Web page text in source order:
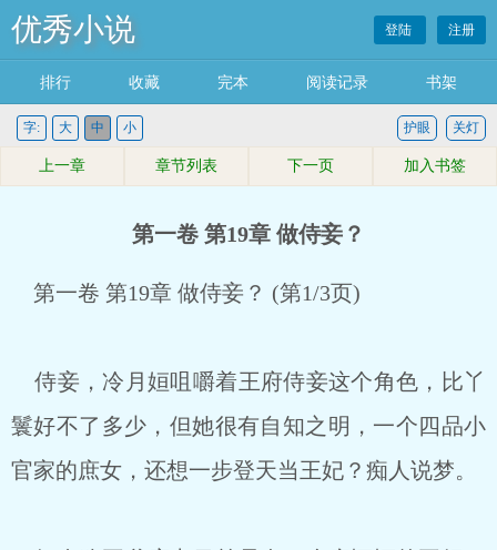
优秀小说 登陆 注册
排行 收藏 完本 阅读记录 书架
字: 大 中 小 关灯
护眼
上一章 章节列表 下一页 加入书签
第一卷 第19章 做侍妾？
第一卷 第19章 做侍妾？ (第1/3页)
侍妾，冷月姮咀嚼着王府侍妾这个角色，比丫
鬟好不了多少，但她很有自知之明，一个四品小
官家的庶女，还想一步登天当王妃？痴人说梦。